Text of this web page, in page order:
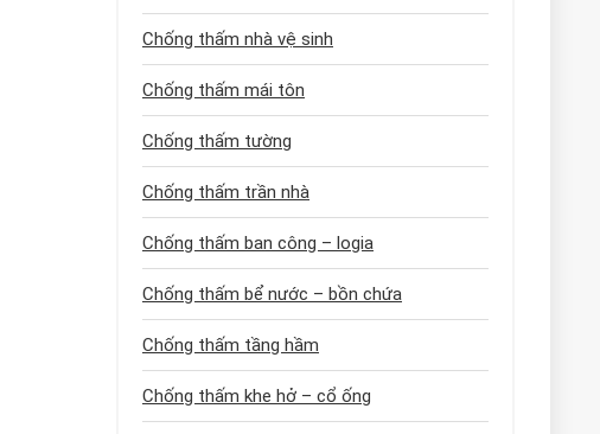
Chống thấm nhà vệ sinh
Chống thấm mái tôn
Chống thấm tường
Chống thấm trần nhà
Chống thấm ban công – logia
Chống thấm bể nước – bồn chứa
Chống thấm tầng hầm
Chống thấm khe hở – cổ ống